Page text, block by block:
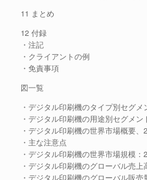
11 まとめ
12 付録
・注記
・クライアントの例
・免責事項
図一覧
・デジタル印刷機のタイプ別セグメ
・デジタル印刷機の用途別セグメン
・デジタル印刷機の世界市場概要、
・主な注意点
・デジタル印刷機の世界市場規模
・デジタル印刷機のグローバル売
・デジタル印刷機のグローバル販